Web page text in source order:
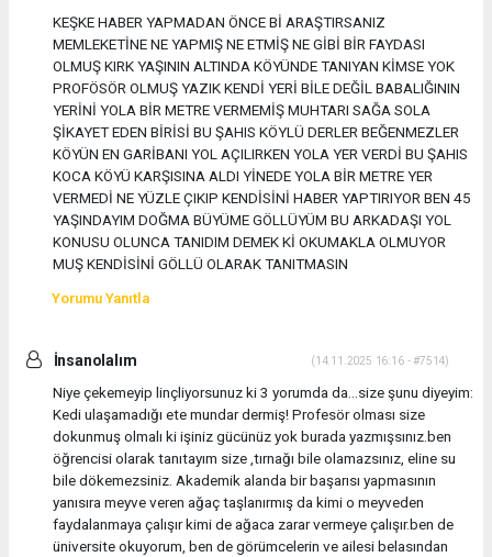
KEŞKE HABER YAPMADAN ÖNCE Bİ ARAŞTIRSANIZ
MEMLEKETİNE NE YAPMIŞ NE ETMİŞ NE GİBİ BİR FAYDASI
OLMUŞ KIRK YAŞININ ALTINDA KÖYÜNDE TANIYAN KİMSE YOK
PROFÖSÖR OLMUŞ YAZIK KENDİ YERİ BİLE DEĞİL BABALIĞININ
YERİNİ YOLA BİR METRE VERMEMİŞ MUHTARI SAĞA SOLA
ŞİKAYET EDEN BİRİSİ BU ŞAHIS KÖYLÜ DERLER BEĞENMEZLER
KÖYÜN EN GARİBANI YOL AÇILIRKEN YOLA YER VERDİ BU ŞAHIS
KOCA KÖYÜ KARŞISINA ALDI YİNEDE YOLA BİR METRE YER
VERMEDİ NE YÜZLE ÇIKIP KENDİSİNİ HABER YAPTIRIYOR BEN 45
YAŞINDAYIM DOĞMA BÜYÜME GÖLLÜYÜM BU ARKADAŞI YOL
KONUSU OLUNCA TANIDIM DEMEK Kİ OKUMAKLA OLMUYOR
MUŞ KENDİSİNİ GÖLLÜ OLARAK TANITMASIN
Yorumu Yanıtla
İnsanolalım (14.11.2025 16:16 - #7514)
Niye çekemeyip linçliyorsunuz ki 3 yorumda da...size şunu diyeyim:
Kedi ulaşamadığı ete mundar dermiş! Profesör olması size
dokunmuş olmalı ki işiniz gücünüz yok burada yazmışsınız.ben
öğrencisi olarak tanıtayım size ,tırnağı bile olamazsınız, eline su
bile dökemezsiniz. Akademik alanda bir başarısı yapmasının
yanısıra meyve veren ağaç taşlanırmış da kimi o meyveden
faydalanmaya çalışır kimi de ağaca zarar vermeye çalışır.ben de
üniversite okuyorum, ben de görümcelerin ve ailesi belasından